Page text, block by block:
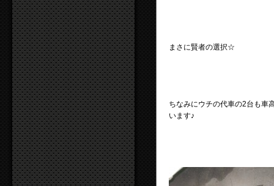
まさに賢者の選択☆
ちなみにウチの代車の2台も車
います♪